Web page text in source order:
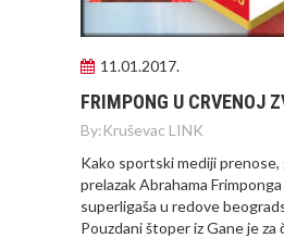
11.01.2017.
FRIMPONG U CRVENOJ
By:Kruševac LINK
Kako sportski mediji
prelazak Abrahama
superligaša u redove
Pouzdani štoper iz Gane je